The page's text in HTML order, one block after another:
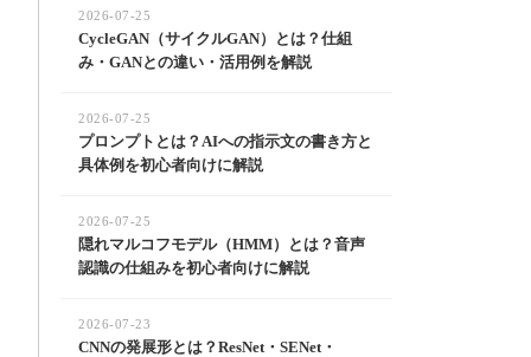
CycleGAN（サイクルGAN）とは？仕組
み・GANとの違い・活用例を解説
2026-07-25
プロンプトとは？AIへの指示文の書き方と
具体例を初心者向けに解説
2026-07-25
隠れマルコフモデル（HMM）とは？音声
認識の仕組みを初心者向けに解説
2026-07-25
CNNの発展形とは？ResNet・SENet・
2026-07-23